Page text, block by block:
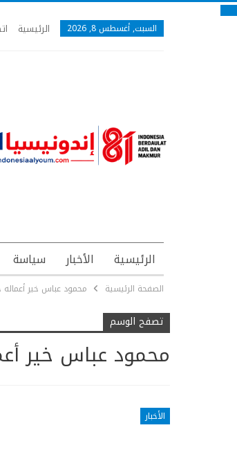
السبت, أغسطس 8, 2026 الرئيسية
الرئيسية الأخبار سياسة
الصفحة الرئيسية محمود عباس خير أعماله
تصفح الوسم
محمود عباس خير
الأخبار